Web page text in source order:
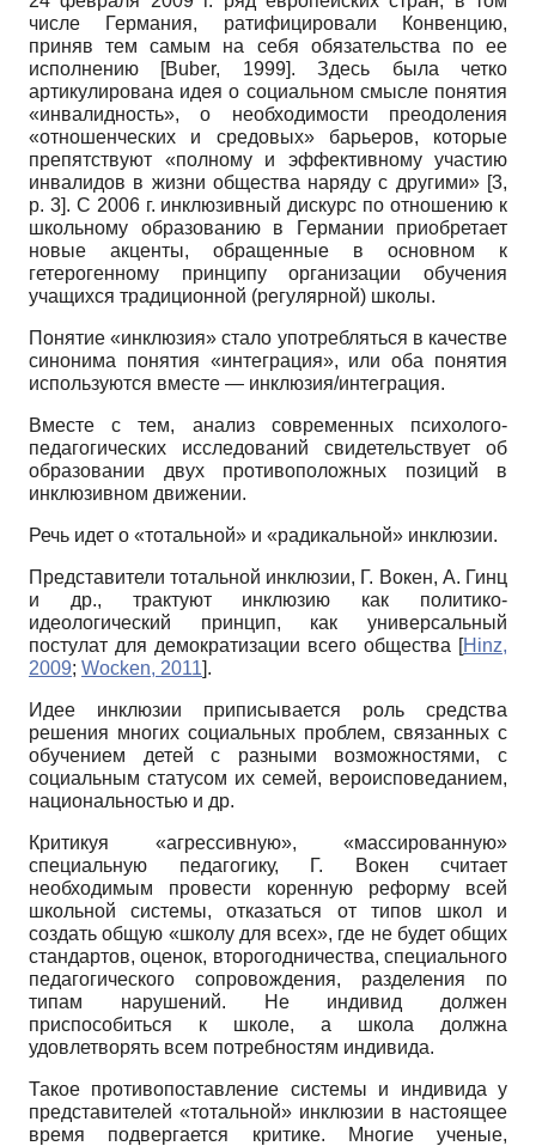
числе Германия, ратифицировали Конвенцию,
приняв тем самым на себя обязательства по ее
исполнению [Buber, 1999]. Здесь была четко
артикулирована идея о социальном смысле понятия
«инвалидность», о необходимости преодоления
«отношенческих и средовых» барьеров, которые
препятствуют «полному и эффективному участию
инвалидов в жизни общества наряду с другими» [3,
p. 3]. С 2006 г. инклюзивный дискурс по отношению к
школьному образованию в Германии приобретает
новые акценты, обращенные в основном к
гетерогенному принципу организации обучения
учащихся традиционной (регулярной) школы.
Понятие «инклюзия» стало употребляться в качестве
синонима понятия «интеграция», или оба понятия
используются вместе — инклюзия/интеграция.
Вместе с тем, анализ современных психолого-
педагогических исследований свидетельствует об
образовании двух противоположных позиций в
инклюзивном движении.
Речь идет о «тотальной» и «радикальной» инклюзии.
Представители тотальной инклюзии, Г. Вокен, А. Гинц
и др., трактуют инклюзию как политико-
идеологический принцип, как универсальный
постулат для демократизации всего общества [Hinz,
2009; Wocken, 2011].
Идее инклюзии приписывается роль средства
решения многих социальных проблем, связанных с
обучением детей с разными возможностями, с
социальным статусом их семей, вероисповеданием,
национальностью и др.
Критикуя «агрессивную», «массированную»
специальную педагогику, Г. Вокен считает
необходимым провести коренную реформу всей
школьной системы, отказаться от типов школ и
создать общую «школу для всех», где не будет общих
стандартов, оценок, второгодничества, специального
педагогического сопровождения, разделения по
типам нарушений. Не индивид должен
приспособиться к школе, а школа должна
удовлетворять всем потребностям индивида.
Такое противопоставление системы и индивида у
представителей «тотальной» инклюзии в настоящее
время подвергается критике. Многие ученые,